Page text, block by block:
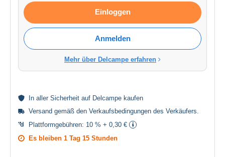
Einloggen
Anmelden
Mehr über Delcampe erfahren
In aller Sicherheit auf Delcampe kaufen
Versand gemäß den Verkaufsbedingungen des Verkäufers.
Plattformgebühren: 10 % + 0,30 €
Es bleiben 1 Tag 15 Stunden